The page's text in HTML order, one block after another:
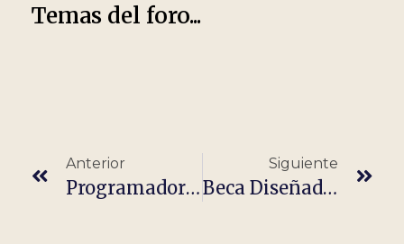
Temas del foro...
Anterior
Programador .NET Junior(H/M/X)
Siguiente
Beca Diseñador Gráfico Y Digital